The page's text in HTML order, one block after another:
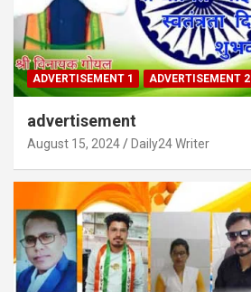
ADVERTISEMENT 1 ADVERTISEMENT 2
advertisement
August 15, 2024 Daily24 Writer